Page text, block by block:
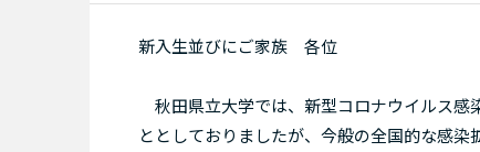
新入生並びにご家族 各位
秋田県立大学では、新型コロナウイルス感
ととしておりましたが、今般の全国的な感